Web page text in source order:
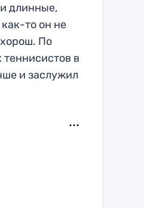
длинные,
то он не
хорош. По
в
и заслужил